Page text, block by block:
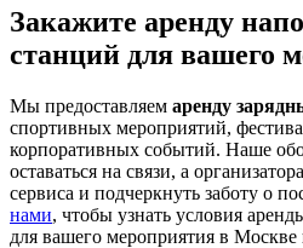
Закажите аренду
станций для вашего
Мы предоставляем аренду
спортивных мероприятий,
корпоративных событий. Наше
оставаться на связи, а
сервиса и подчеркнуть заботу о
нами, чтобы узнать условия
для вашего мероприятия в Москве